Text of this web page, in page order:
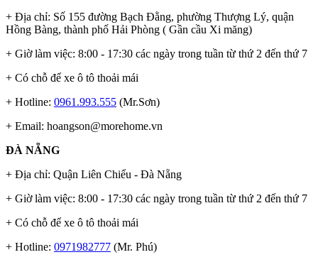
+ Địa chỉ: Số 155 đường Bạch Đằng, phường Thượng Lý, quận
Hồng Bàng, thành phố Hải Phòng ( Gần cầu Xi măng)
+ Giờ làm việc: 8:00 - 17:30 các ngày trong tuần từ thứ 2 đến thứ 7
+ Có chỗ để xe ô tô thoải mái
+ Hotline: 0961.993.555 (Mr.Sơn)
+ Email: hoangson@morehome.vn
ĐÀ NẴNG
+ Địa chỉ: Quận Liên Chiểu - Đà Nẵng
+ Giờ làm việc: 8:00 - 17:30 các ngày trong tuần từ thứ 2 đến thứ 7
+ Có chỗ để xe ô tô thoải mái
+ Hotline: 0971982777 (Mr. Phú)